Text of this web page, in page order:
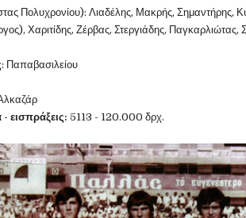
Πολυχρονίου): Λιαδέλης, Μακρής, Σημαντήρης,
Χαριτίδης, Ζέρβας, Στεργιάδης, Παγκαρλιώτας,
: Παπαβασιλείου
- εισπράξεις: 5113 - 120.000 δρχ.